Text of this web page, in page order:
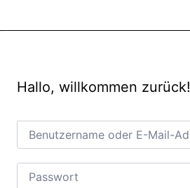
Hallo, willkommen zurück!